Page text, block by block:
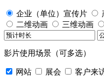
企业（单位）宣传片
二维动画
三维动画
影片使用场景（可多选）
网站 展会 客户来